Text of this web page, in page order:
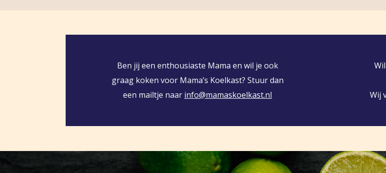
Ben jij een enthousiaste Mama en wil je ook
graag koken voor Mama’s Koelkast? Stuur dan
een mailtje naar info@mamaskoelkast.nl
Wij